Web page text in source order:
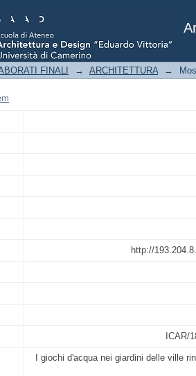
nei giardini delle
D'Addazio
FINALI → ARCHITETTURA →
http://
ICAR/
I giochi d'acqua nei giardini delle ville